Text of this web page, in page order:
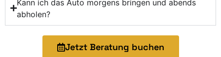
Kann ich das Auto morgens bringen und abends
abholen?
Jetzt Beratung buchen